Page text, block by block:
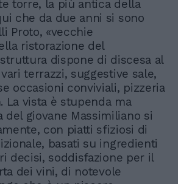
torre, la più antica della
che da due anni si sono
Proto, «vecchie
ristorazione del
dispone di discesa al
terrazzi, suggestive sale,
occasioni conviviali, pizzeria
La vista è stupenda ma
del giovane Massimiliano si
con piatti sfiziosi di
basati su ingredienti
decisi, soddisfazione per il
dei vini, di notevole